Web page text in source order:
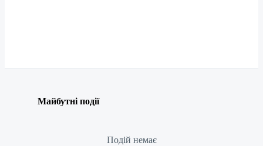
Майбутні події
Подій немає